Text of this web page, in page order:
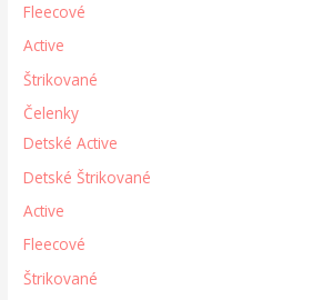
Fleecové
Active
Štrikované
Čelenky
Detské Active
Detské Štrikované
Active
Fleecové
Štrikované